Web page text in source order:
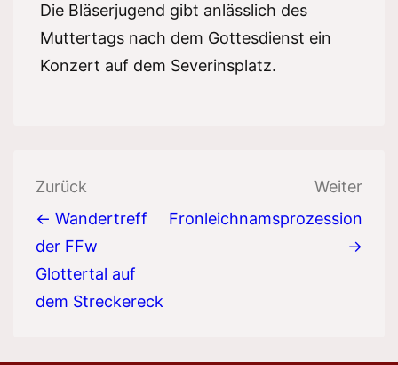
Die Bläserjugend gibt anlässlich des
Muttertags nach dem Gottesdienst ein
Konzert auf dem Severinsplatz.
Beitragsnavigation
Zurück
← Wandertreff
der FFw
Glottertal auf
dem Streckereck
Weiter
Fronleichnamsprozession
→